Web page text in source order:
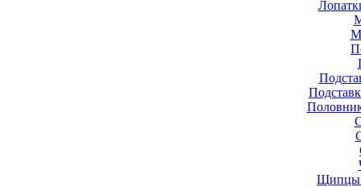
Щипцы